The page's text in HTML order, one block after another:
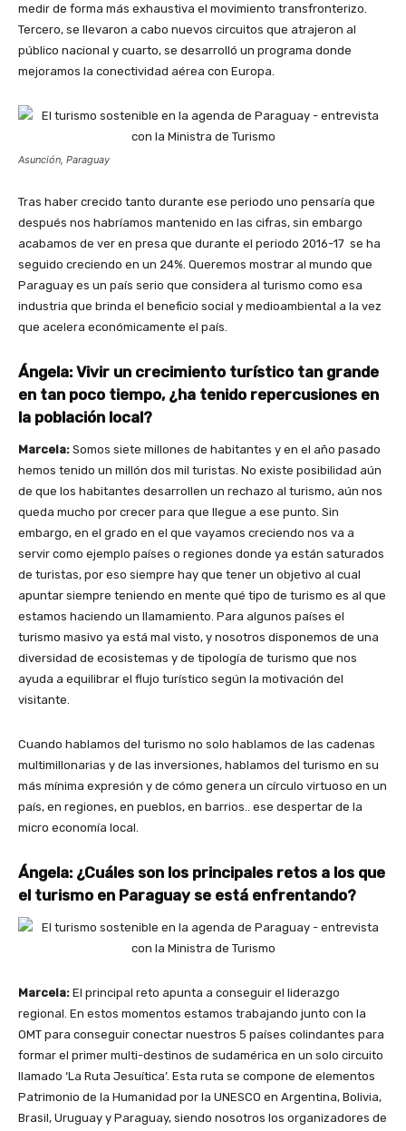
medir de forma más exhaustiva el movimiento transfronterizo.
Tercero, se llevaron a cabo nuevos circuitos que atrajeron al
público nacional y cuarto, se desarrolló un programa donde
mejoramos la conectividad aérea con Europa.
Asunción, Paraguay
Tras haber crecido tanto durante ese periodo uno pensaría que
después nos habríamos mantenido en las cifras, sin embargo
acabamos de ver en presa que durante el periodo 2016-17 se ha
seguido creciendo en un 24%. Queremos mostrar al mundo que
Paraguay es un país serio que considera al turismo como esa
industria que brinda el beneficio social y medioambiental a la vez
que acelera económicamente el país.
Ángela: Vivir un crecimiento turístico tan grande
en tan poco tiempo, ¿ha tenido repercusiones en
la población local?
Marcela: Somos siete millones de habitantes y en el año pasado
hemos tenido un millón dos mil turistas. No existe posibilidad aún
de que los habitantes desarrollen un rechazo al turismo, aún nos
queda mucho por crecer para que llegue a ese punto. Sin
embargo, en el grado en el que vayamos creciendo nos va a
servir como ejemplo países o regiones donde ya están saturados
de turistas, por eso siempre hay que tener un objetivo al cual
apuntar siempre teniendo en mente qué tipo de turismo es al que
estamos haciendo un llamamiento. Para algunos países el
turismo masivo ya está mal visto, y nosotros disponemos de una
diversidad de ecosistemas y de tipología de turismo que nos
ayuda a equilibrar el flujo turístico según la motivación del
visitante.
Cuando hablamos del turismo no solo hablamos de las cadenas
multimillonarias y de las inversiones, hablamos del turismo en su
más mínima expresión y de cómo genera un círculo virtuoso en un
país, en regiones, en pueblos, en barrios.. ese despertar de la
micro economía local.
Ángela: ¿Cuáles son los principales retos a los que
el turismo en Paraguay se está enfrentando?
Marcela: El principal reto apunta a conseguir el liderazgo
regional. En estos momentos estamos trabajando junto con la
OMT para conseguir conectar nuestros 5 países colindantes para
formar el primer multi-destinos de sudamérica en un solo circuito
llamado ‘La Ruta Jesuítica’. Esta ruta se compone de elementos
Patrimonio de la Humanidad por la UNESCO en Argentina, Bolivia,
Brasil, Uruguay y Paraguay, siendo nosotros los organizadores de